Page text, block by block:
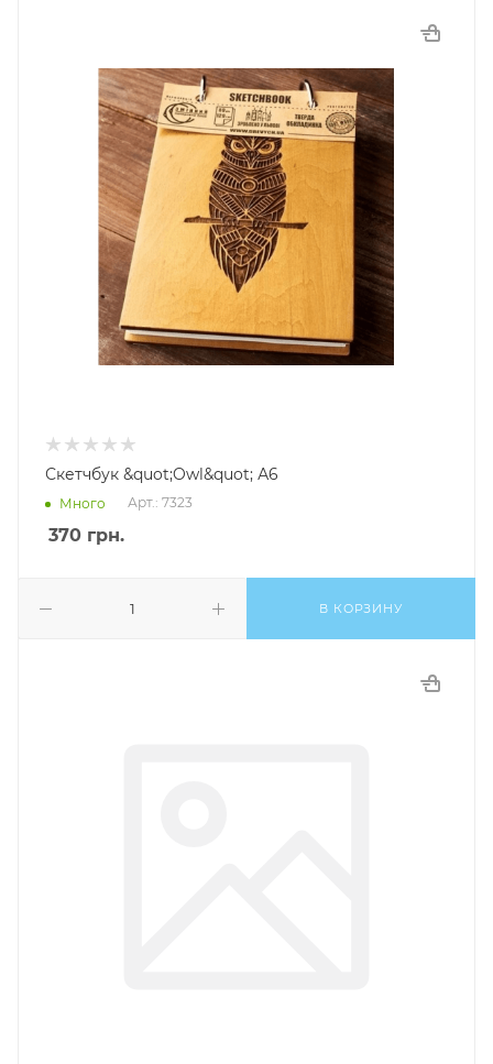
Скетчбук &quot;Owl&quot; А6
Много Арт.: 7323
370 грн.
В КОРЗИНУ